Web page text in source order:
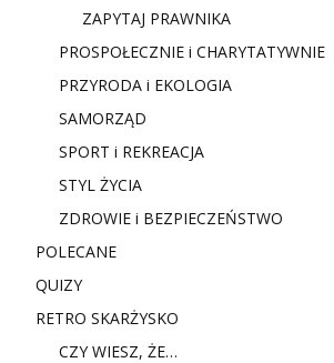
ZAPYTAJ PRAWNIKA
PROSPOŁECZNIE i CHARYTATYWNIE
PRZYRODA i EKOLOGIA
SAMORZĄD
SPORT i REKREACJA
STYL ŻYCIA
ZDROWIE i BEZPIECZEŃSTWO
POLECANE
QUIZY
RETRO SKARŻYSKO
CZY WIESZ, ŻE…